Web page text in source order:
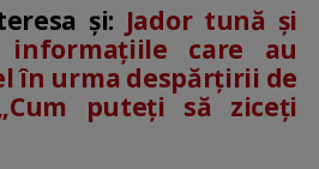
și: Jador tună și
care au
în urma despărțirii de
puteți să ziceți